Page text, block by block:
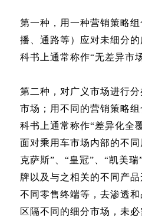
第一种，用一种营销策略
播、通路等）应对未细分
科书上通常称作“无差异市
第二种，对广义市场进行
市场；用不同的营销策略
科书上通常称作“差异化全
面对乘用车市场内部的不
克萨斯”、“皇冠”、“凯美
牌以及与之相关的不同产品
不同零售终端等，去渗透和
区隔不同的细分市场，未